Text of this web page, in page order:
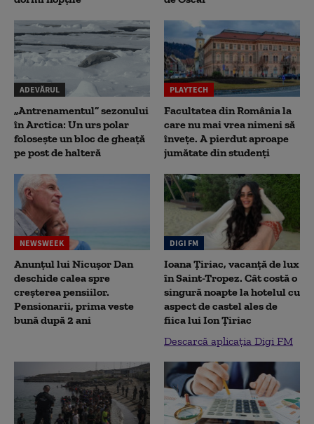
ADEVĂRUL
„Antrenamentul” sezonului
în Arctica: Un urs polar
folosește un bloc de gheață
pe post de halteră
PLAYTECH
Facultatea din România la
care nu mai vrea nimeni să
înveţe. A pierdut aproape
jumătate din studenţi
NEWSWEEK
Anunțul lui Nicușor Dan
deschide calea spre
creșterea pensiilor.
Pensionarii, prima veste
bună după 2 ani
DIGI FM
Ioana Țiriac, vacanță de lux
în Saint-Tropez. Cât costă o
singură noapte la hotelul cu
aspect de castel ales de
fiica lui Ion Țiriac
Descarcă aplicația Digi FM